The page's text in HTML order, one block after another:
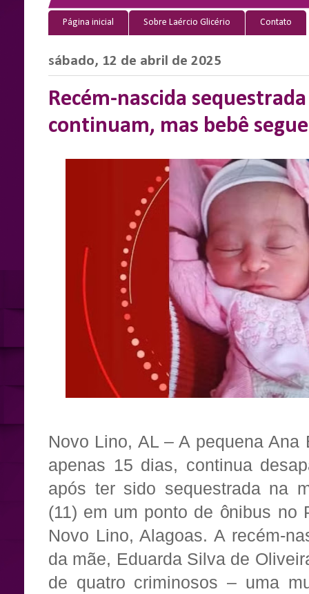
Página inicial Sobre Laércio Glicério Contato
sábado, 12 de abril de 2025
Recém-nascida
continuam, mas bebê
Novo Lino, AL – A pequena
apenas 15 dias, continua
após ter sido sequestrada na
(11) em um ponto de ônibus no
Novo Lino, Alagoas. A recém-
da mãe, Eduarda Silva de
de quatro criminosos – uma